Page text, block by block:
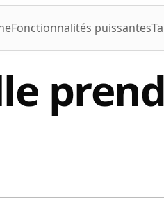
Fonctionnalités puissantes